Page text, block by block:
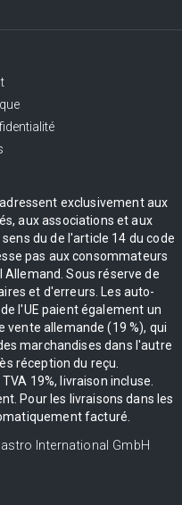
exclusivement aux
aux associations et aux
du de l'article 14 du code
pas aux consommateurs
Allemand. Sous réserve de
et d'erreurs. Les auto-
l'UE paient également un
vente allemande (19 %), qui
marchandises dans l'autre
réception du reçu.
19%, livraison incluse.
Pour les livraisons dans les
facturé.
International GmbH